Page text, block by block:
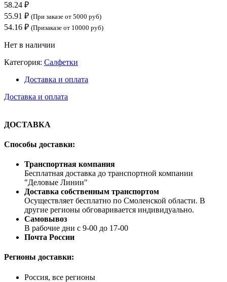
58.24 ₽
55.91 ₽ (При заказе от 5000 руб)
54.16 ₽ (Призаказе от 10000 руб)
Нет в наличии
Категория: Салфетки
Доставка и оплата
Доставка и оплата
ДОСТАВКА
Способы доставки:
Транспортная компания
Бесплатная доставка до транспортной компании
"Деловые Линии"
Доставка собственным транспортом
Осуществляет бесплатно по Смоленской области. В
другие регионы обговаривается индивидуально.
Самовывоз
В рабочие дни с 9-00 до 17-00
Почта России
Регионы доставки:
Россия, все регионы